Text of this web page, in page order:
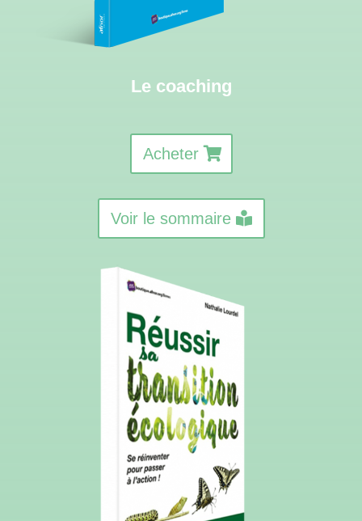
Le coaching
Acheter
Voir le sommaire